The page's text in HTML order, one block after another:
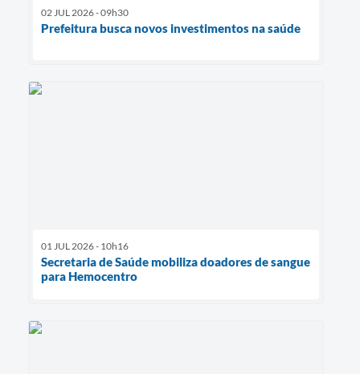
02 JUL 2026 - 09h30
Prefeitura busca novos investimentos na saúde
01 JUL 2026 - 10h16
Secretaria de Saúde mobiliza doadores de sangue
para Hemocentro